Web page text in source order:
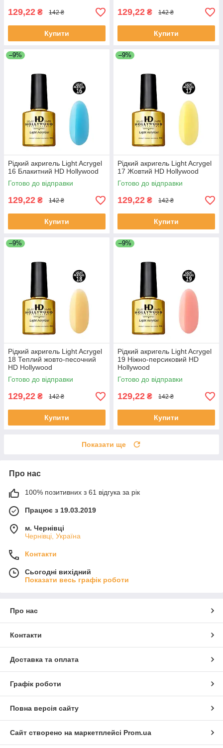
129,22 ₴ 142 ₴
Купити
129,22 ₴ 142 ₴
Купити
–9%
Рідкий акригель Light Acrygel
16 Блакитний HD Hollywood
Готово до відправки
129,22 ₴ 142 ₴
Купити
–9%
Рідкий акригель Light Acrygel
17 Жовтий HD Hollywood
Готово до відправки
129,22 ₴ 142 ₴
Купити
–9%
Рідкий акригель Light Acrygel
18 Теплий жовто-песочний
HD Hollywood
Готово до відправки
129,22 ₴ 142 ₴
Купити
–9%
Рідкий акригель Light Acrygel
19 Ніжно-персиковий HD
Hollywood
Готово до відправки
129,22 ₴ 142 ₴
Купити
Показати ще
Про нас
100% позитивних з 61 відгука за рік
Працює з 19.03.2019
м. Чернівці
Чернівці, Україна
Контакти
Сьогодні вихідний
Показати весь графік роботи
Про нас
Контакти
Доставка та оплата
Графік роботи
Повна версія сайту
Сайт створено на маркетплейсі Prom.ua